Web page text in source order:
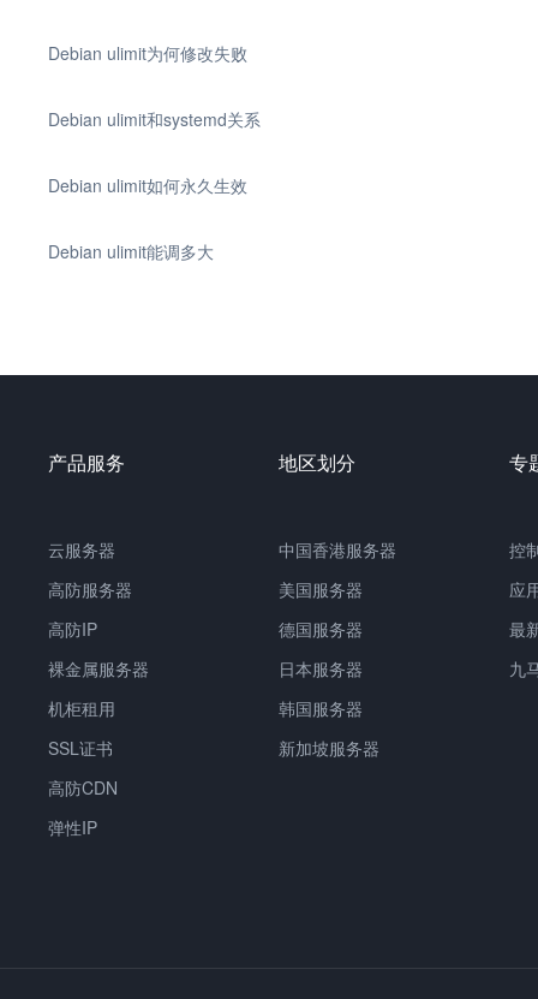
Debian ulimit为何修改失败
Debian ulimit和systemd关系
Debian ulimit如何永久生效
Debian ulimit能调多大
产品服务
云服务器
高防服务器
高防IP
裸金属服务器
机柜租用
SSL证书
高防CDN
弹性IP
地区划分
中国香港服务器
美国服务器
德国服务器
日本服务器
韩国服务器
新加坡服务器
专
控
应
最
九